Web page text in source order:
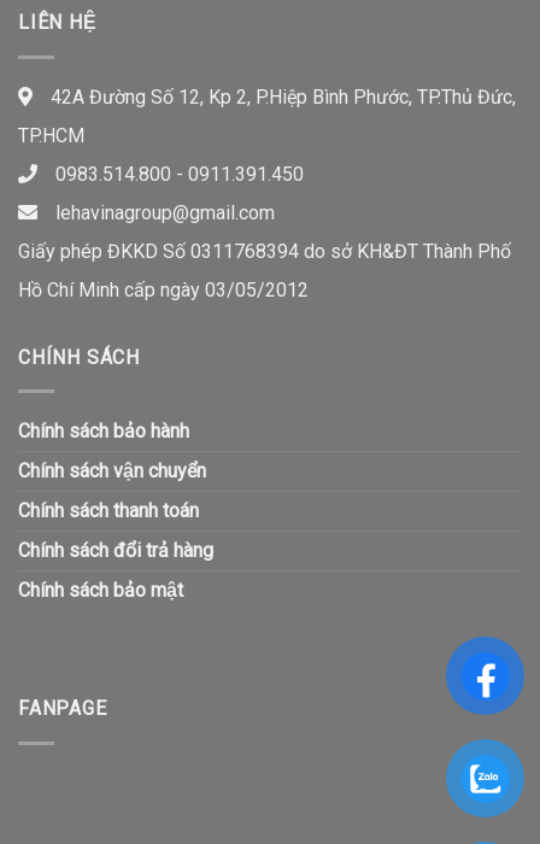
LIÊN HỆ
42A Đường Số 12, Kp 2, P.Hiệp Bình Phước, TP.Thủ Đức,
TP.HCM
0983.514.800 - 0911.391.450
lehavinagroup@gmail.com
Giấy phép ĐKKD Số 0311768394 do sở KH&ĐT Thành Phố
Hồ Chí Minh cấp ngày 03/05/2012
CHÍNH SÁCH
Chính sách bảo hành
Chính sách vận chuyển
Chính sách thanh toán
Chính sách đổi trả hàng
Chính sách bảo mật
FANPAGE